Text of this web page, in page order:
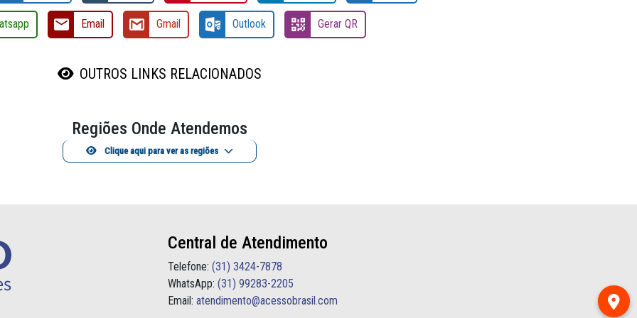
Email Gmail Outlook Gerar QR
OUTROS LINKS RELACIONADOS
Regiões Onde Atendemos
Clique aqui para ver as regiões
Central de Atendimento
Telefone: (31) 3424-7878
WhatsApp: (31) 99283-2205
Email: atendimento@acessobrasil.com